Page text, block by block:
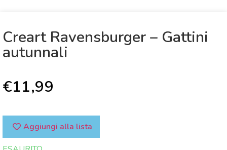
Creart Ravensburger – Gattini
autunnali
€11,99
Aggiungi alla lista